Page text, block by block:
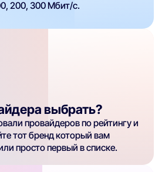
200, 300 Мбит/с.
выбрать?
провайдеров по рейтингу и
тот бренд который вам
просто первый в списке.